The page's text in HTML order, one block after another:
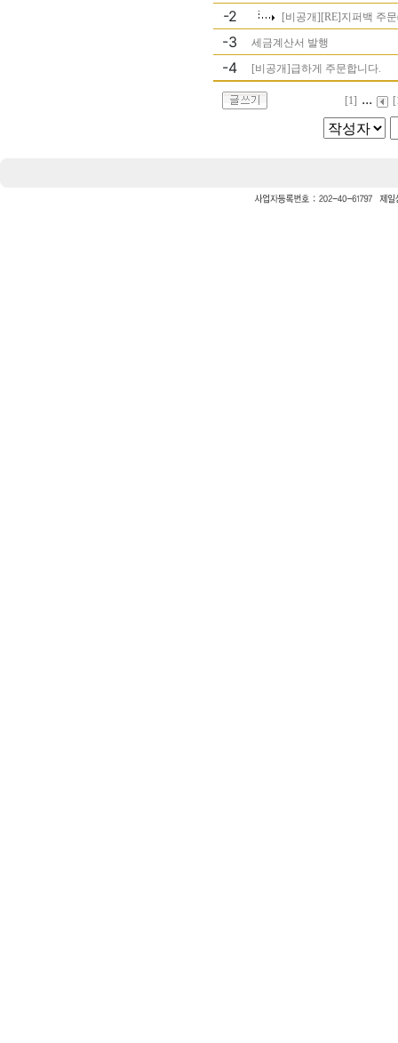
-2 [비공개][RE]지퍼백 주
-3 세금계산서 발행
-4 [비공개]급하게 주문합니다.
[1] ...